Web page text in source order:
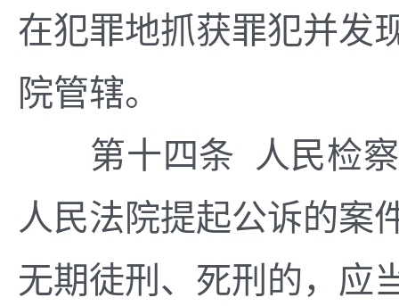
在犯罪地抓获罪犯并发
院管辖。
第十四条 人民检察
人民法院提起公诉的案
无期徒刑、死刑的，应